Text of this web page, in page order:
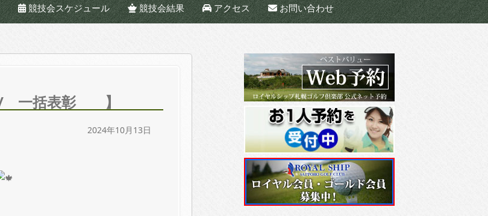
競技会スケジュール 競技会結果 アクセス お問い合わせ
/ 一括表彰 】
2024年10月13日